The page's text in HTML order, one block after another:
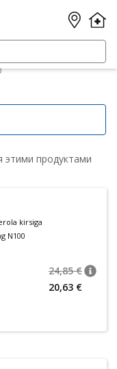
этими продуктами
kirsiga
N100
24,85 €
20,63 €